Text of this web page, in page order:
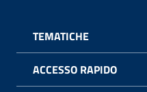
TEMATICHE
ACCESSO RAPIDO